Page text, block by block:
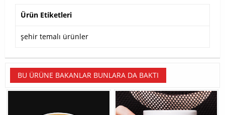
Ürün Etiketleri
şehir temalı ürünler
BU ÜRÜNE BAKANLAR BUNLARA DA BAKTI